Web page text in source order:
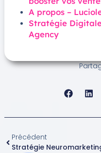
A propos –
Stratégie
Agency
Précédent